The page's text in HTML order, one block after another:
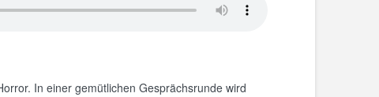
In einer gemütlichen Gesprächsrunde wird